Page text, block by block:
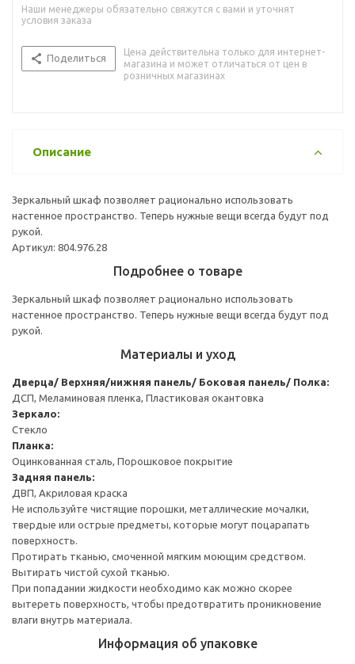
Наши менеджеры обязательно свяжутся с вами и уточнят
условия заказа
Поделиться
Цена действительна только для интернет-
магазина и может отличаться от цен в
розничных магазинах
Описание
Зеркальный шкаф позволяет рационально использовать
настенное пространство. Теперь нужные вещи всегда будут под
рукой.
Артикул: 804.976.28
Подробнее о товаре
Зеркальный шкаф позволяет рационально использовать
настенное пространство. Теперь нужные вещи всегда будут под
рукой.
Материалы и уход
Дверца/ Верхняя/нижняя панель/ Боковая панель/ Полка:
ДСП, Меламиновая пленка, Пластиковая окантовка
Зеркало:
Стекло
Планка:
Оцинкованная сталь, Порошковое покрытие
Задняя панель:
ДВП, Акриловая краска
Не используйте чистящие порошки, металлические мочалки,
твердые или острые предметы, которые могут поцарапать
поверхность.
Протирать тканью, смоченной мягким моющим средством.
Вытирать чистой сухой тканью.
При попадании жидкости необходимо как можно скорее
вытереть поверхность, чтобы предотвратить проникновение
влаги внутрь материала.
Информация об упаковке